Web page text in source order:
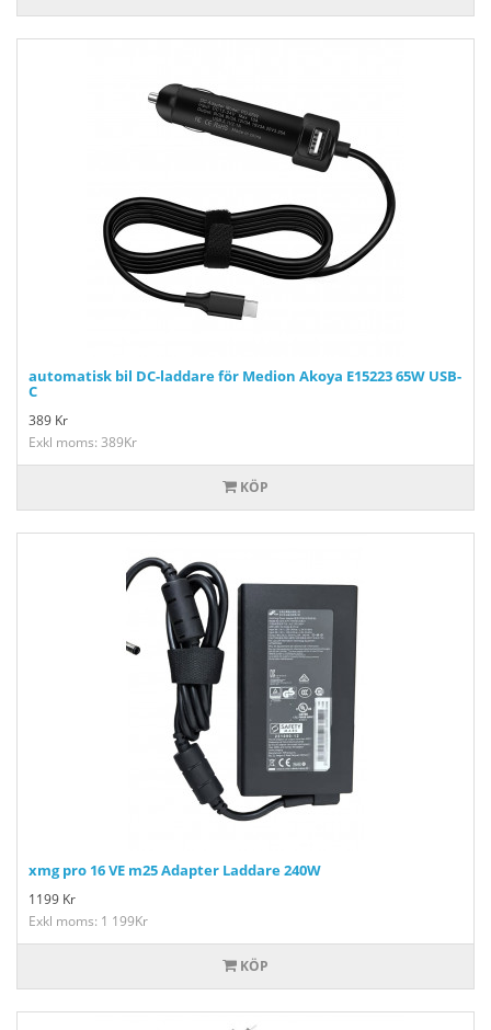
automatisk bil DC-laddare för Medion Akoya E15223 65W USB-
C
389 Kr
Exkl moms: 389Kr
KÖP
xmg pro 16 VE m25 Adapter Laddare 240W
1199 Kr
Exkl moms: 1 199Kr
KÖP